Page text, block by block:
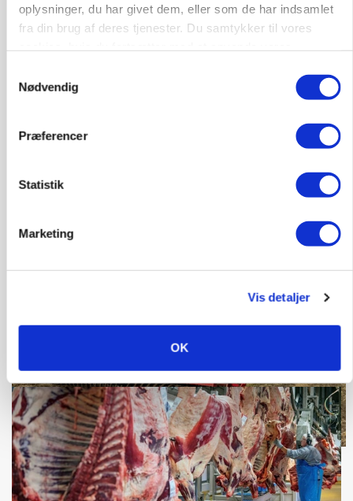
oplysninger, du har givet dem, eller som de har indsamlet
fra din brug af deres tjenester. Du samtykker til vores
Nødvendig
Præferencer
Statistik
Marketing
Vis detaljer
OK
KVÆG
PLANTER
Loading...